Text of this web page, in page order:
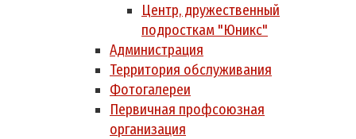
Центр, дружественный
подросткам "Юникс"
Администрация
Территория обслуживания
Фотогалереи
Первичная профсоюзная
организация